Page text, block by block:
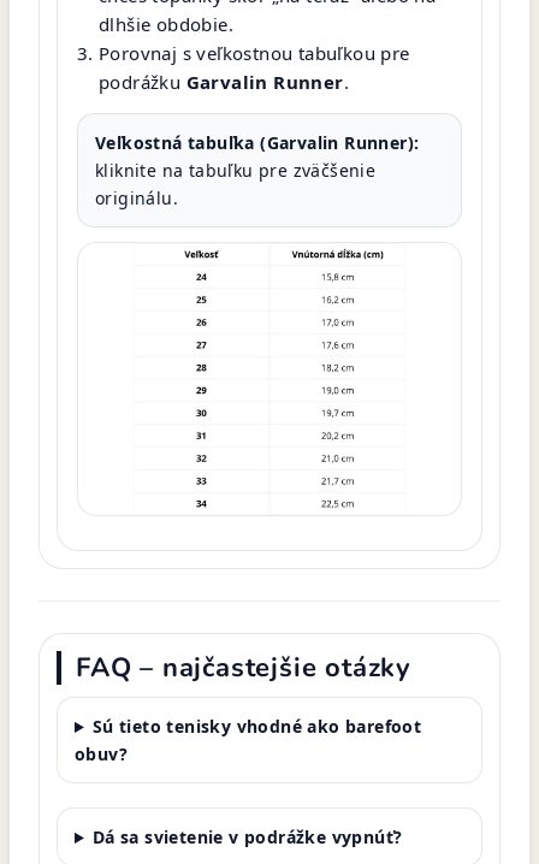
dlhšie obdobie.
Porovnaj s veľkostnou tabuľkou pre
podrážku Garvalin Runner.
Veľkostná tabuľka (Garvalin Runner):
kliknite na tabuľku pre zväčšenie
originálu.
FAQ – najčastejšie otázky
Sú tieto tenisky vhodné ako barefoot
obuv?
Dá sa svietenie v podrážke vypnúť?